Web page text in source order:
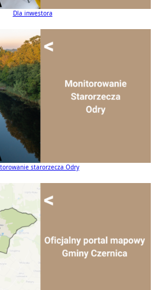
Dla inwestora
starorzecza Odry